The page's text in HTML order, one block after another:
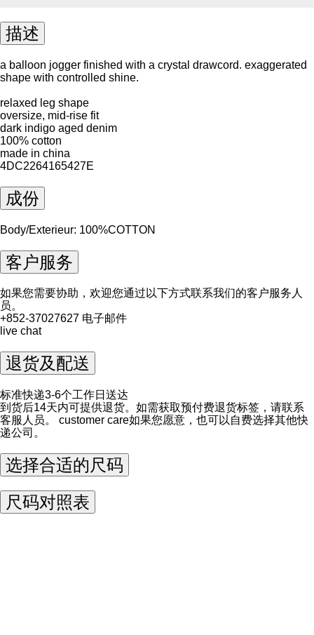
描述
a balloon jogger finished with a crystal drawcord. exaggerated
shape with controlled shine.
relaxed leg shape
oversize, mid-rise fit
dark indigo aged denim
100% cotton
made in china
4DC2264165427E
成份
Body/Exterieur: 100%COTTON
客户服务
如果您需要协助，欢迎您通过以下方式联系我们的客户服务人
员。
+852-37027627 电子邮件
live chat
退货及配送
标准快递3-6个工作日送达
到货后14天内可提供退货。如需获取预付费退货标签，请联系
客服人员。 customer care如果您愿意，也可以自费选择其他快
递公司。
选择合适的尺码
尺码对照表